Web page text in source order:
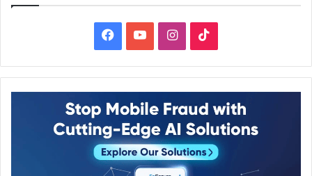
Facebook
YouTubeInstagram